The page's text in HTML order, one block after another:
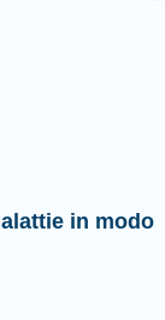
in modo